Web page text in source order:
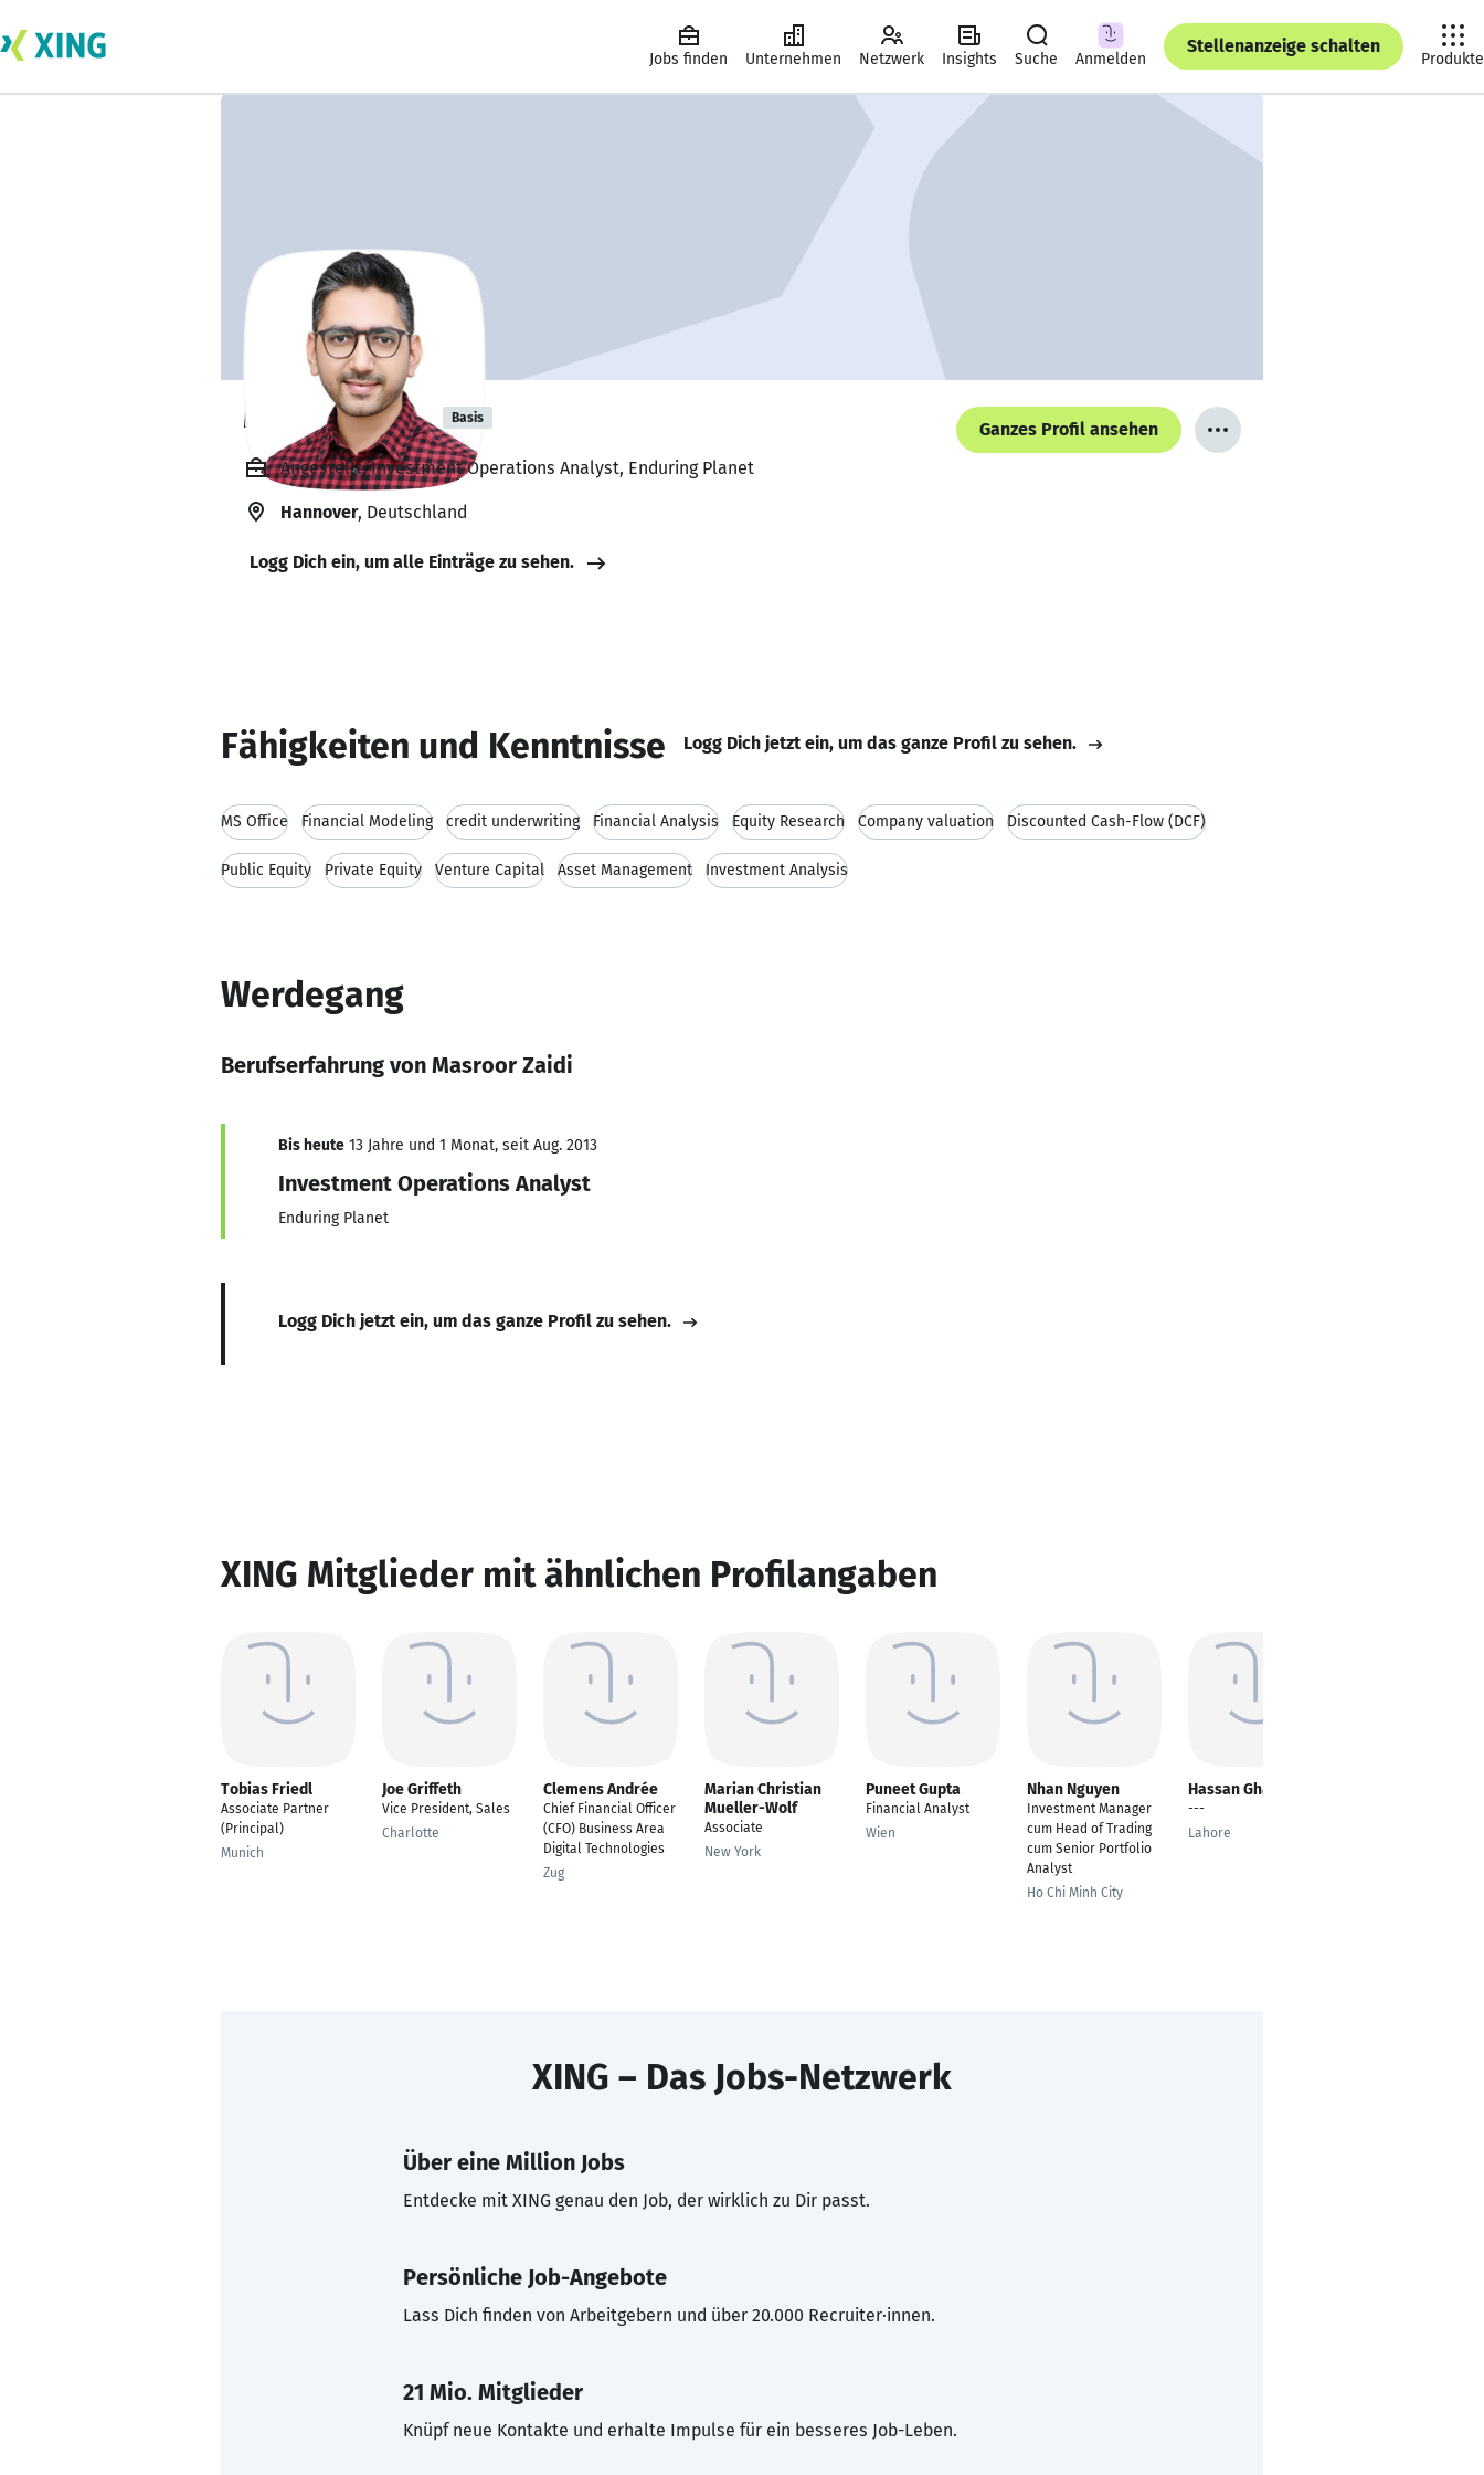
Jobs finden Unternehmen Netzwerk Insights Suche Anmelden
Stellenanzeige schalten
Produkte
Masroor Zaidi Basis
Ganzes Profil ansehen
Angestellt, Investment Operations Analyst, Enduring Planet
Hannover, Deutschland
Logg Dich ein, um alle Einträge zu sehen.
Fähigkeiten und Kenntnisse Logg Dich jetzt ein, um das ganze Profil zu sehen.
MS Office Financial Modeling credit underwriting Financial Analysis Equity Research Company valuation Discounted Cash-Flow (DCF)
Public Equity Private Equity Venture Capital Asset Management Investment Analysis
Werdegang
Berufserfahrung von Masroor Zaidi
Bis heute 13 Jahre und 1 Monat, seit Aug. 2013
Investment Operations Analyst
Enduring Planet
Logg Dich jetzt ein, um das ganze Profil zu sehen.
XING Mitglieder mit ähnlichen Profilangaben
Tobias Friedl
Associate Partner
(Principal)
Munich
Joe Griffeth
Vice President, Sales
Charlotte
Clemens Andrée
Chief Financial Officer
(CFO) Business Area
Digital Technologies
Zug
Marian Christian
Mueller-Wolf
Associate
New York
Puneet Gupta
Financial Analyst
Wien
Nhan Nguyen
Investment Manager
cum Head of Trading
cum Senior Portfolio
Analyst
Ho Chi Minh City
Hassan Ghafoor
---
Lahore
XING – Das Jobs-Netzwerk
Über eine Million Jobs
Entdecke mit XING genau den Job, der wirklich zu Dir passt.
Persönliche Job-Angebote
Lass Dich finden von Arbeitgebern und über 20.000 Recruiter·innen.
21 Mio. Mitglieder
Knüpf neue Kontakte und erhalte Impulse für ein besseres Job-Leben.